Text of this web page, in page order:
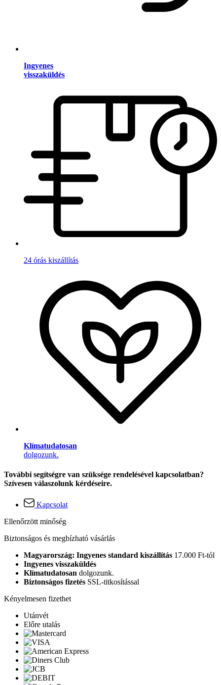
Ingyenes
visszaküldés
24 órás kiszállítás
Klímatudatosan
dolgozunk.
További segítségre van szüksége rendelésével kapcsolatban?
Szívesen válaszolunk kérdéseire.
Kapcsolat
Ellenőrzött minőség
Biztonságos és megbízható vásárlás
Magyarország: Ingyenes standard kiszállítás 17.000 Ft-tól
Ingyenes visszaküldés
Klímatudatosan dolgozunk.
Biztonságos fizetés SSL-titkosítással
Kényelmesen fizethet
Utánvét
Előre utalás